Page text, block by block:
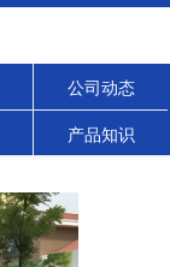
公司动态
产品知识